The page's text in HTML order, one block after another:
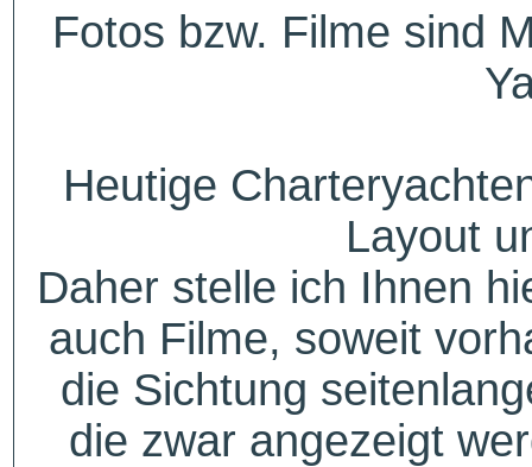
Fotos bzw. Filme sind
Heutige
Layout
Daher stelle ich Ihnen
auch Filme, soweit
die Sichtung
die zwar angezeigt